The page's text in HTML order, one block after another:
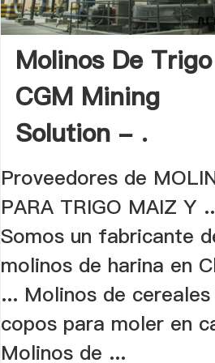
Molinos De
CGM Mining
Solution - .
Proveedores de
PARA TRIGO MAIZ Y
Somos un fabricante
molinos de harina en
... Molinos de
copos para moler en
Molinos de ...